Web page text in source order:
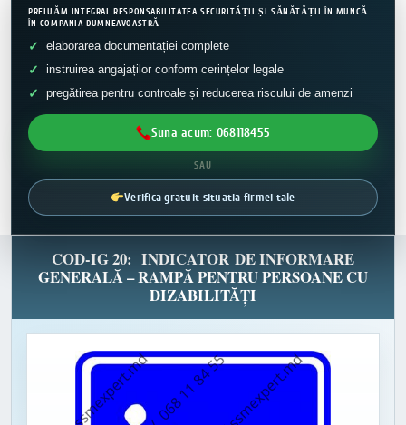
PRELUĂM INTEGRAL RESPONSABILITATEA SECURITĂȚII ȘI SĂNĂTĂȚII ÎN MUNCĂ
ÎN COMPANIA DUMNEAVOASTRĂ
elaborarea documentației complete
instruirea angajaților conform cerințelor legale
pregătirea pentru controale și reducerea riscului de amenzi
Suna acum: 068118455
SAU
Verifica gratuit situatia firmei tale
COD-IG 20: INDICATOR DE INFORMARE
GENERALĂ – RAMPĂ PENTRU PERSOANE CU
DIZABILITĂȚI